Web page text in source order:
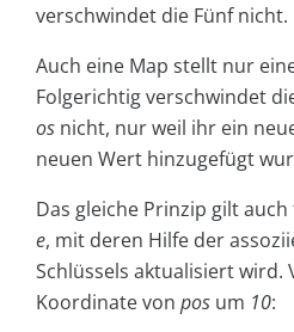
verschwindet die Fünf nicht.
Auch eine Map stellt nur
Folgerichtig verschwindet
os nicht, nur weil ihr ein
neuen Wert hinzugefügt
Das gleiche Prinzip gilt
e, mit deren Hilfe der
Schlüssels aktualisiert wird.
Koordinate von pos um 10: